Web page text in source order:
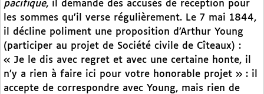
pacifique, il demande des accusés de réception pour
les sommes qu’il verse régulièrement. Le 7 mai 1844,
il décline poliment une proposition d’Arthur Young
(participer au projet de Société civile de Cîteaux) :
« Je le dis avec regret et avec une certaine honte, il
n’y a rien à faire ici pour votre honorable projet » : il
accepte de correspondre avec Young, mais rien de